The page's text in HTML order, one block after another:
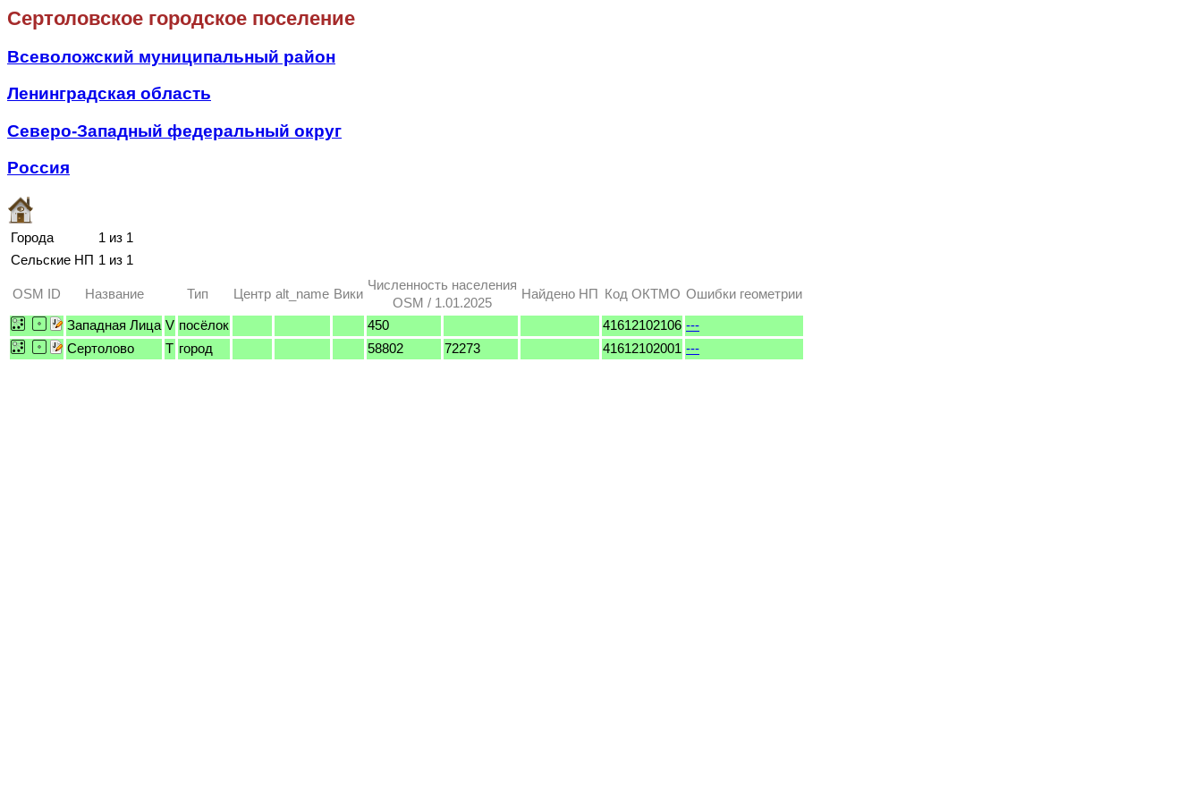
Сертоловское городское поселение
Всеволожский муниципальный район
Ленинградская область
Северо-Западный федеральный округ
Россия
Города
1 из 1
Сельские НП 1 из 1
OSM ID Название Тип Центр alt_name Вики
Численность населения
OSM / 1.01.2025
Найдено НП Код ОКТМО Ошибки геометрии
Западная Лица V посёлок 450 41612102106 ---
Сертолово
T город 58802 72273 41612102001 ---